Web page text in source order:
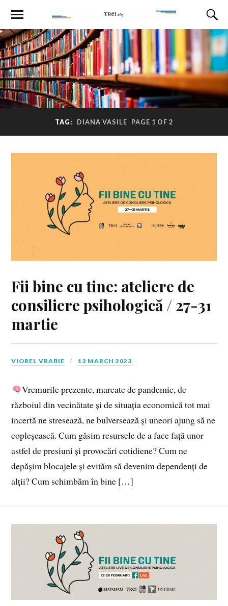
TAG: DIANA VASILE PAGE 1 OF 2
Fii bine cu tine: ateliere de
consiliere psihologică / 27-31
martie
VIOREL VRABIE 13 MARCH 2023
Vremurile prezente, marcate de pandemie, de
războiul din vecinătate și de situația economică tot mai
incertă ne stresează, ne bulversează și uneori ajung să ne
copleșească. Cum găsim resursele de a face față unor
astfel de presiuni și provocări cotidiene? Cum ne
depășim blocajele și evităm să devenim dependenți de
alții? Cum schimbăm în bine […]